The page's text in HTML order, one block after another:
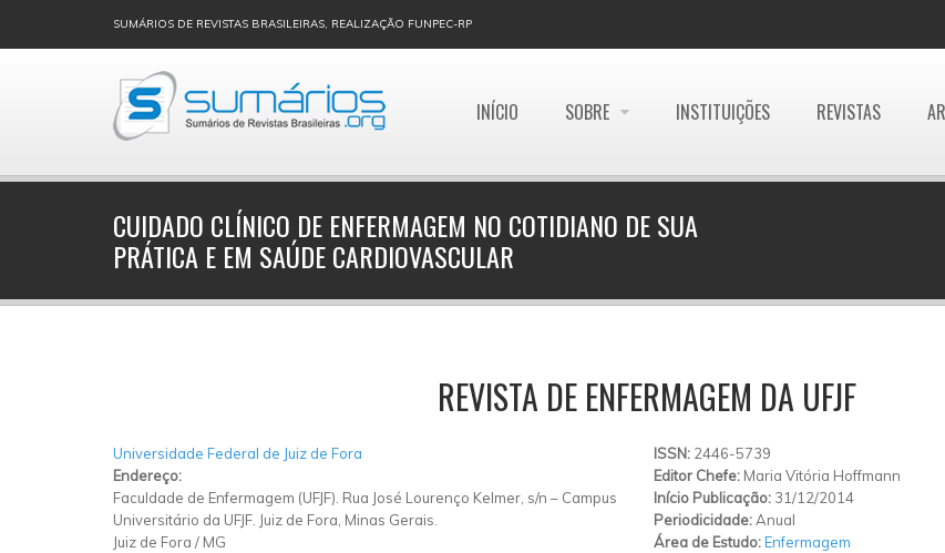
SUMÁRIOS DE REVISTAS BRASILEIRAS, REALIZAÇÃO FUNPEC-RP
INÍCIO SOBRE INSTITUIÇÕES REVISTAS
CUIDADO CLÍNICO DE ENFERMAGEM NO COTIDIANO DE SUA
PRÁTICA E EM SAÚDE CARDIOVASCULAR
REVISTA DE ENFERMAGEM DA UFJF
Universidade Federal de Juiz de Fora
Endereço:
Faculdade de Enfermagem (UFJF). Rua José Lourenço Kelmer, s/n – Campus
Universitário da UFJF. Juiz de Fora, Minas Gerais.
Juiz de Fora / MG
ISSN: 2446-5739
Editor Chefe: Maria Vitória Hoffmann
Início Publicação: 31/12/2014
Periodicidade:Anual
Área de Estudo:Enfermagem